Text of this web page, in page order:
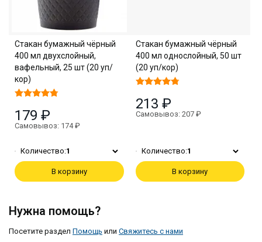
Стакан бумажный чёрный
400 мл двухслойный,
вафельный, 25 шт (20 уп/
кор)
179 ₽
Самовывоз: 174 ₽
Количество:1
В корзину
Стакан бумажный чёрный
400 мл однослойный, 50 шт
(20 уп/кор)
213 ₽
Самовывоз: 207 ₽
Количество:1
В корзину
Нужна помощь?
Посетите раздел Помощь или Свяжитесь с нами